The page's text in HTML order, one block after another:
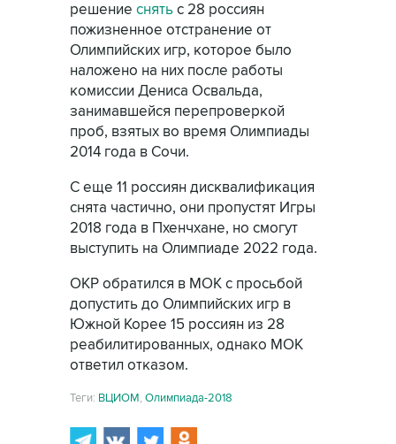
решение снять с 28 россиян
пожизненное отстранение от
Олимпийских игр, которое было
наложено на них после работы
комиссии Дениса Освальда,
занимавшейся перепроверкой
проб, взятых во время Олимпиады
2014 года в Сочи.
С еще 11 россиян дисквалификация
снята частично, они пропустят Игры
2018 года в Пхенчхане, но смогут
выступить на Олимпиаде 2022 года.
ОКР обратился в МОК с просьбой
допустить до Олимпийских игр в
Южной Корее 15 россиян из 28
реабилитированных, однако МОК
ответил отказом.
Теги: ВЦИОМ, Олимпиада-2018